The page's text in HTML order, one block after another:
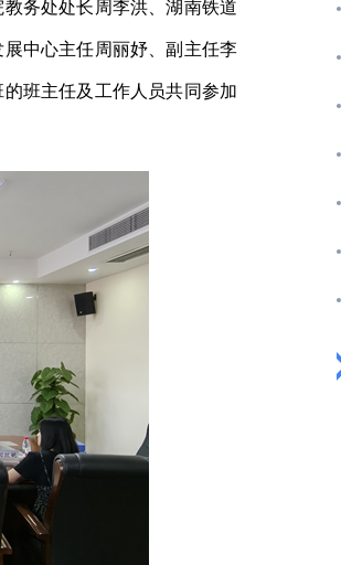
务处处长周李洪、湖南铁道
中心主任周丽妤、副主任李
班主任及工作人员共同参加